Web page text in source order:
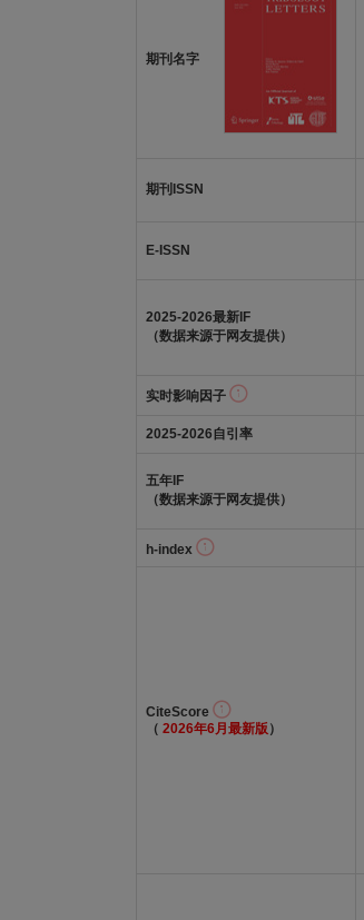
期刊名字
期刊ISSN
E-ISSN
2025-2026最新IF
（数据来源于网友提供）
实时影响因子
2025-2026自引率
五年IF
（数据来源于网友提供）
h-index
CiteScore
（ 2026年6月最新版 ）